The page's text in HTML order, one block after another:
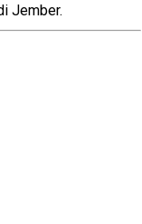
Jember.